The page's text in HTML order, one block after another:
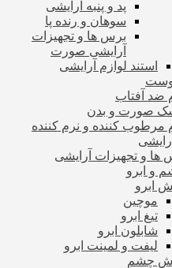
پد و پنبه آرایشی
سوهان و رنده پا
برس ها و تجهیزات
آرایشی صورت
استند لوازم آرایشی
ضد آفتاب
صورت و بدن
مرطوب کننده و نرم کننده
ها و تجهیزات آرایشی
و ابرو
ابرو
موچین
تیغ ابرو
شابلون ابرو
لیفت و لمینت ابرو
چشم